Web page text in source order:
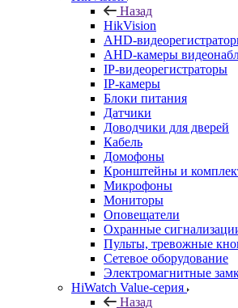
Назад
HikVision
AHD-
AHD-камеры
IP-видеорегистраторы
IP-камеры
Блоки питания
Датчики
Доводчики для дверей
Кабель
Домофоны
Кронштейны и
Микрофоны
Мониторы
Оповещатели
Охранные
Пульты, тревожные
Сетевое оборудование
Электромагнитные
HiWatch Value-серия
Назад